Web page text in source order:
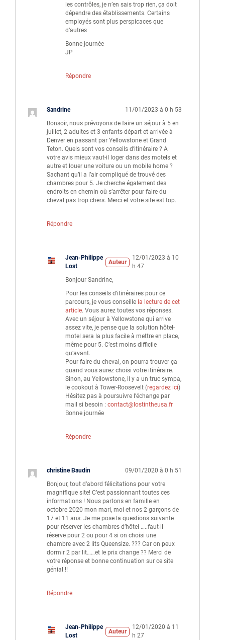
les contrôles, je n’en sais trop rien, ça doit
dépendre des établissements. Certains
employés sont plus perspicaces que
d’autres
Bonne journée
JP
Répondre
Sandrine
11/01/2023 à 0 h 53
Bonsoir, nous prévoyons de faire un séjour à 5 en
juillet, 2 adultes et 3 enfants départ et arrivée à
Denver en passant par Yellowstone et Grand
Teton. Quels sont vos conseils d’itinéraire ? A
votre avis mieux vaut-il loger dans des motels et
autre et louer une voiture ou un mobile home ?
Sachant qu’il a l’air compliqué de trouvé des
chambres pour 5. Je cherche également des
endroits en chemin où s’arrêter pour faire du
cheval pas trop chers. Merci et votre site est top.
Répondre
Jean-Philippe
Lost
Auteur
12/01/2023 à 10
h 47
Bonjour Sandrine,
Pour les conseils d’itinéraires pour ce
parcours, je vous conseille la lecture de cet
article. Vous aurez toutes vos réponses.
Avec un séjour à Yellowstone qui arrive
assez vite, je pense que la solution hôtel-
motel sera la plus facile à mettre en place,
même pour 5. C’est moins difficile
qu’avant.
Pour faire du cheval, on pourra trouver ça
quand vous aurez choisi votre itinéraire.
Sinon, au Yellowstone, il y a un truc sympa,
le cookout à Tower-Roosevelt (regardez ici)
Hésitez pas à poursuivre l’échange par
mail si besoin : contact@lostintheusa.fr
Bonne journée
Répondre
christine Baudin
09/01/2020 à 0 h 51
Bonjour, tout d’abord félicitations pour votre
magnifique site! C’est passionnant toutes ces
informations ! Nous partons en famille en
octobre 2020 mon mari, moi et nos 2 garçons de
17 et 11 ans. Je me pose la questions suivante
pour réserver les chambres d’hôtel …..faut-il
réserve pour 2 ou pour 4 si on choisi une
chambre avec 2 lits Queensize. ??? Car on peux
dormir 2 par lit……et le prix change ?? Merci de
votre réponse et bonne continuation sur ce site
génial !!
Répondre
Jean-Philippe
Lost
Auteur
12/01/2020 à 11
h 27